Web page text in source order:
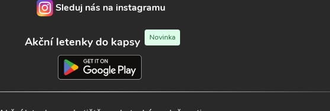
Sleduj nás na instagramu
Akční letenky do kapsy Novinka